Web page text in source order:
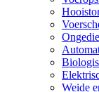
Weide